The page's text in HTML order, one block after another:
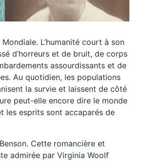
L’humanité court à son
d’horreurs et de bruit, de corps
assourdissants et de
Au quotidien, les populations
la survie et laissent de côté
peut-elle encore dire le monde
les esprits sont accaparés de
Cette romancière et
admirée par Virginia Woolf